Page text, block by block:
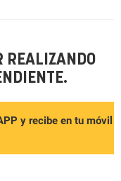
REALIZANDO
y recibe en tu móvil